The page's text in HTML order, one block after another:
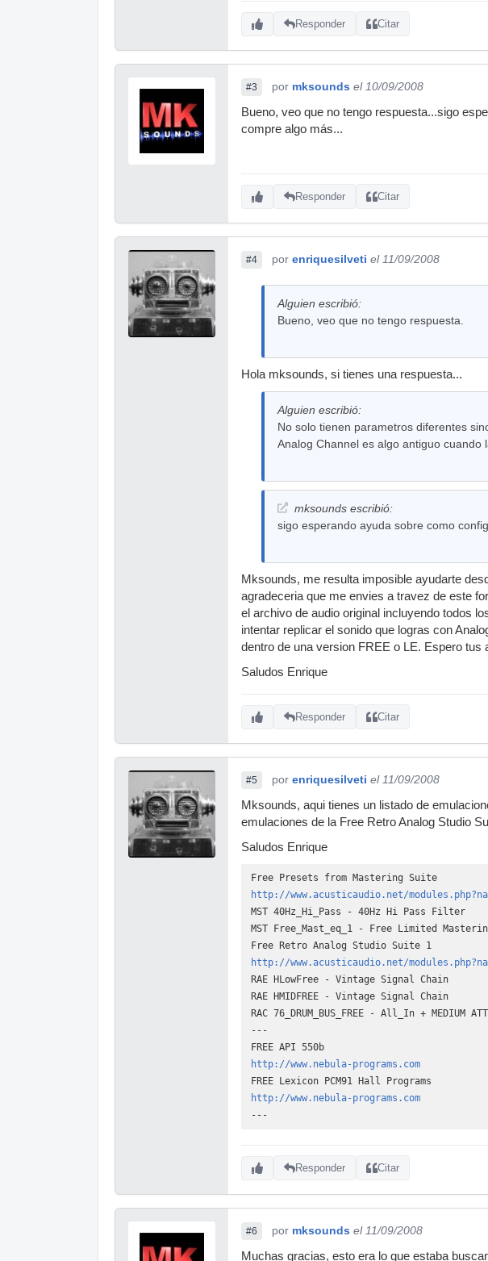
Responder Citar
#3 por mksounds el 10/09/2008
Bueno, veo que no tengo respuesta...sigo
compre algo más...
Responder Citar
#4 por enriquesilveti el 11/09/2008
Alguien escribió:
Bueno, veo que no tengo respuesta.
Hola mksounds, si tienes una respuesta...
Alguien escribió:
No solo tienen parametros diferentes
Analog Channel es algo antiguo cuando
mksounds escribió:
sigo esperando ayuda sobre como
Mksounds, me resulta imposible ayudarte
agradeceria que me envies a travez de este
el archivo de audio original incluyendo todos
intentar replicar el sonido que logras con
dentro de una version FREE o LE. Espero tus
Saludos Enrique
Responder Citar
#5 por enriquesilveti el 11/09/2008
Mksounds, aqui tienes un listado de
emulaciones de la Free Retro Analog Studio
Saludos Enrique
Free Presets from Mastering Suite
http://www.acusticaudio.net/
MST 40Hz_Hi_Pass - 40Hz Hi Pass Filter
MST Free_Mast_eq_1 - Free Limited
Free Retro Analog Studio Suite 1
http://www.acusticaudio.net/
RAE HLowFree - Vintage Signal Chain
RAE HMIDFREE - Vintage Signal Chain
RAC 76_DRUM_BUS_FREE - All_In + MEDIUM
---
FREE API 550b
http://www.nebula-programs.com
FREE Lexicon PCM91 Hall Programs
http://www.nebula-programs.com
---
Responder Citar
#6 por mksounds el 11/09/2008
Muchas gracias, esto era lo que estaba